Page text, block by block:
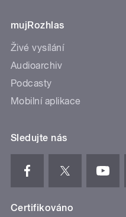
mujRozhlas
Živé vysílání
Audioarchiv
Podcasty
Mobilní aplikace
Sledujte nás
Certifikováno